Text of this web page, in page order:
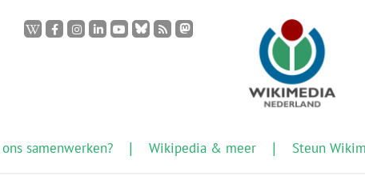
samenwerken? Wikipedia & meer Steun